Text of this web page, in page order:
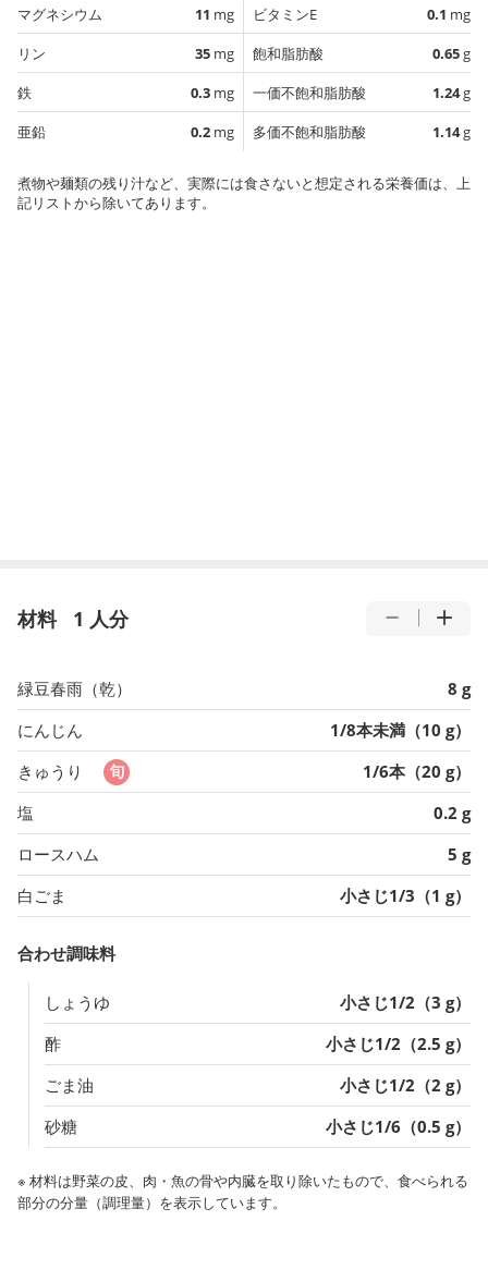
マグネシウム
11 mg
リン
35 mg
鉄
0.3 mg
亜鉛
0.2 mg
ビタミンE
0.1 mg
飽和脂肪酸
0.65g
一価不飽和脂肪酸
1.24g
多価不飽和脂肪酸
1.14g
煮物や麺類の残り汁など、実際には食さないと想定される栄養価は、上
記リストから除いてあります。
材料 1 人分
緑豆春雨（乾）
8 g
にんじん
1/8本未満（10 g）
きゅうり
1/6本（20 g）
塩
0.2 g
ロースハム
5 g
白ごま
小さじ1/3（1 g）
合わせ調味料
しょうゆ
小さじ1/2（3 g）
酢
小さじ1/2（2.5 g）
ごま油
小さじ1/2（2 g）
砂糖
小さじ1/6（0.5 g）
※ 材料は野菜の皮、肉・魚の骨や内臓を取り除いたもので、食べられる
部分の分量（調理量）を表示しています。